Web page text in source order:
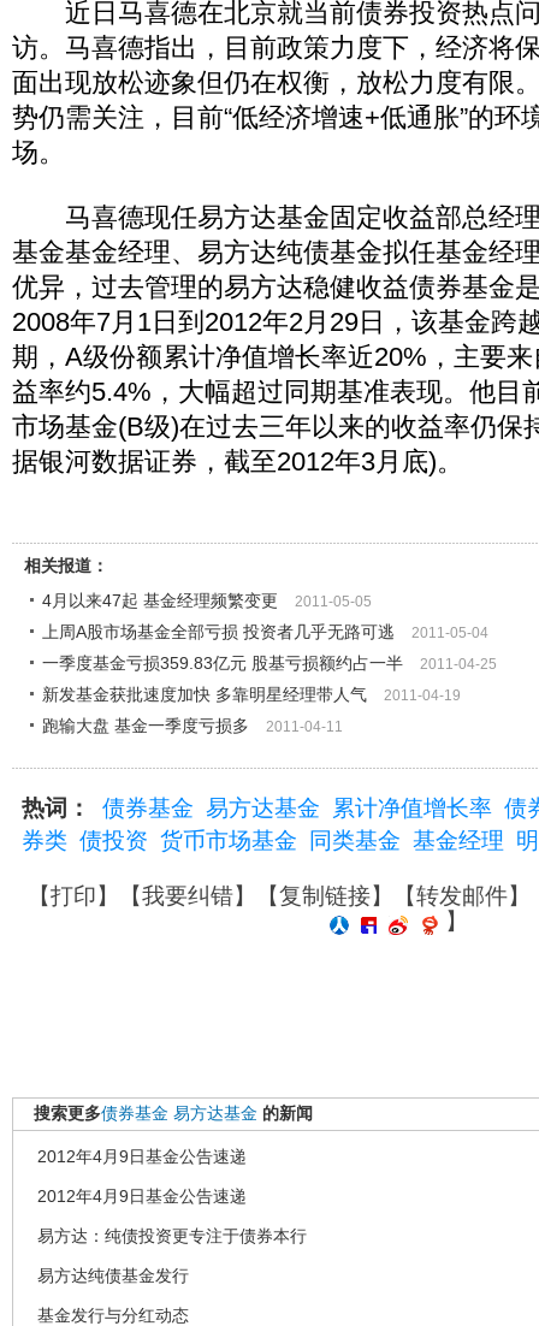
近日马喜德在北京就当前债券投资热点
访。马喜德指出，目前政策力度下，经济将
面出现放松迹象但仍在权衡，放松力度有限
势仍需关注，目前“低经济增速+低通胀”的环
场。
马喜德现任易方达基金固定收益部总经
基金基金经理、易方达纯债基金拟任基金经
优异，过去管理的易方达稳健收益债券基金
2008年7月1日到2012年2月29日，该基金跨
期，A级份额累计净值增长率近20%，主要
益率约5.4%，大幅超过同期基准表现。他目
市场基金(B级)在过去三年以来的收益率仍保
据银河数据证券，截至2012年3月底)。
相关报道：
4月以来47起 基金经理频繁变更
2011-05-05
上周A股市场基金全部亏损 投资者几乎无路可逃 2011-05-04
一季度基金亏损359.83亿元 股基亏损额约占一半 2011-04-25
新发基金获批速度加快 多靠明星经理带人气 2011-04-19
跑输大盘 基金一季度亏损多 2011-04-11
热词： 债券基金 易方达基金 累计净值增长率 债
券类 债投资 货币市场基金 同类基金 基金经理
【打印】【我要纠错】【复制链接】【转发邮件】
】
搜索更多债券基金 易方达基金 的新闻
2012年4月9日基金公告速递
2012年4月9日基金公告速递
易方达：纯债投资更专注于债券本行
易方达纯债基金发行
基金发行与分红动态